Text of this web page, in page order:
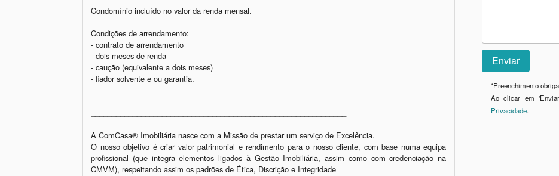
Condomínio incluído no valor da renda mensal.
Condições de arrendamento:
- contrato de arrendamento
- dois meses de renda
- caução (equivalente a dois meses)
- fiador solvente e ou garantia.
A ComCasa® Imobiliária nasce com a Missão de prestar um serviço de Excelência.
O nosso objetivo é criar valor patrimonial e rendimento para o nosso cliente, com base numa equipa
profissional (que integra elementos ligados à Gestão Imobiliária, assim como com credenciação na
CMVM), respeitando assim os padrões de Ética, Discrição e Integridade
*Preenchimento
Ao clicar em
Privacidade.